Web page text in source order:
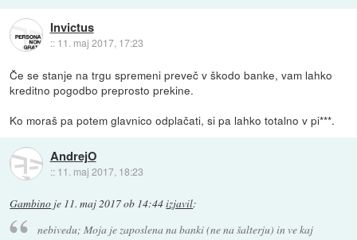
Invictus
:: 11. maj 2017, 17:23
Če se stanje na trgu spremeni preveč v škodo banke, vam lahko
kreditno pogodbo preprosto prekine.
Ko moraš pa potem glavnico odplačati, si pa lahko totalno v pi***.
AndrejO
:: 11. maj 2017, 18:23
Gambino je 11. maj 2017 ob 14:44izjavil:
nebivedu; Moja je zaposlena na banki (ne na šalterju) in ve kaj